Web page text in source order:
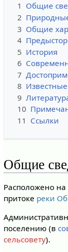
1 Общие
2
3 Общие
4
5 История
6
7
8
9
10
11 Ссылки
Общие
Расположено
притоке реки
поселению (в
сельсовету).